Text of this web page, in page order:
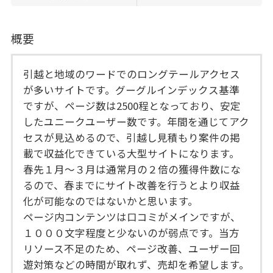
概要
引越と地域のワードでのロングテールアクセス
が多いサイトです。グーグルインデックス基準
ですが、ページ数は2500程となっており、安定
したユニークユーザー数です。年間を通じてアク
セスが見込めるので、引越し見積もり案件の掲
載で収益化できている大型サイトになります。
春先１月～３月は通常月の２倍の獲得件数にな
るので、春までにサイト改善を行うとより収益
化が可能なのではないかと思います。
ページ内コンテンツは口コミがメインですが、
１０００文字程度と少ないのが弱点です。当方
リソース不足のため、ページ改善、ユーザー回
遊対策などの時間が取れず、売却を希望します。